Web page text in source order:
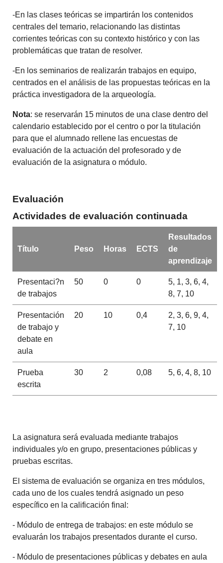
-En las clases teóricas se impartirán los contenidos
centrales del temario, relacionando las distintas
corrientes teóricas con su contexto histórico y con las
problemáticas que tratan de resolver.
-En los seminarios de realizarán trabajos en equipo,
centrados en el análisis de las propuestas teóricas en la
práctica investigadora de la arqueología.
Nota: se reservarán 15 minutos de una clase dentro del
calendario establecido por el centro o por la titulación
para que el alumnado rellene las encuestas de
evaluación de la actuación del profesorado y de
evaluación de la asignatura o módulo.
Evaluación
Actividades de evaluación continuada
Título Peso Horas ECTS
Resultados
de
aprendizaje
Presentaci?n
de trabajos
50 0 0
5, 1, 3, 6, 4,
8, 7, 10
Presentación
de trabajo y
debate en
aula
20 10 0,4
2, 3, 6, 9, 4,
7, 10
Prueba
escrita
30 2 0,08 5, 6, 4, 8, 10
La asignatura será evaluada mediante trabajos
individuales y/o en grupo, presentaciones públicas y
pruebas escritas.
El sistema de evaluación se organiza en tres módulos,
cada uno de los cuales tendrá asignado un peso
específico en la calificación final:
- Módulo de entrega de trabajos: en este módulo se
evaluarán los trabajos presentados durante el curso.
- Módulo de presentaciones públicas y debates en aula